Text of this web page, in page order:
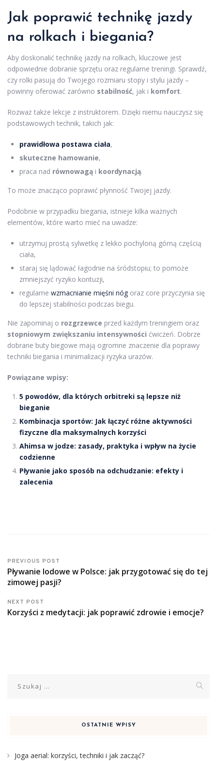
Jak poprawić technikę jazdy
na rolkach i biegania?
Aby doskonalić technikę jazdy na rolkach, kluczowe jest
odpowiednie dobranie sprzętu oraz regularne treningi. Sprawdź,
czy rolki pasują do Twojego rozmiaru stopy i stylu jazdy –
powinny oferować zarówno stabilność, jak i komfort.
Rozważ także lekcje z instruktorem. Dzięki niemu nauczysz się
podstawowych technik, takich jak:
prawidłowa postawa ciała,
skuteczne hamowanie,
praca nad równowagą i koordynacją.
To może znacząco poprawić płynność Twojej jazdy.
Podobnie w przypadku biegania, istnieje kilka ważnych
elementów, które warto mieć na uwadze:
utrzymuj prostą sylwetkę z lekko pochyloną górną częścią
ciała,
staraj się lądować łagodnie na śródstopiu; to pomoże
zmniejszyć ryzyko kontuzji,
regularne wzmacnianie mięśni nóg oraz core przyczynia się
do lepszej stabilności podczas biegu.
Nie zapominaj o rozgrzewce przed każdym treningiem oraz
stopniowym zwiększaniu intensywności ćwiczeń. Dobrze
dobrane buty biegowe mają ogromne znaczenie dla poprawy
techniki biegania i minimalizacji ryzyka urazów.
Powiązane wpisy:
5 powodów, dla których orbitreki są lepsze niż
bieganie
Kombinacja sportów: Jak łączyć różne aktywności
fizyczne dla maksymalnych korzyści
Ahimsa w jodze: zasady, praktyka i wpływ na życie
codzienne
Pływanie jako sposób na odchudzanie: efekty i
zalecenia
PREVIOUS POST
Pływanie lodowe w Polsce: jak przygotować się do tej
zimowej pasji?
NEXT POST
Korzyści z medytacji: jak poprawić zdrowie i emocje?
OSTATNIE WPISY
Joga aerial: korzyści, techniki i jak zacząć?